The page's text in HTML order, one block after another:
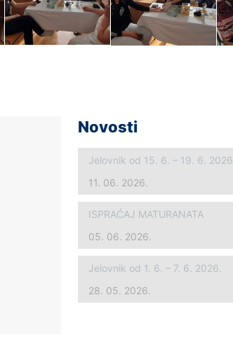
Novosti
Jelovnik od 15. 6. – 19. 6. 2026.
11. 06. 2026.
ISPRAĆAJ MATURANATA
05. 06. 2026.
Jelovnik od 1. 6. – 7. 6. 2026.
28. 05. 2026.